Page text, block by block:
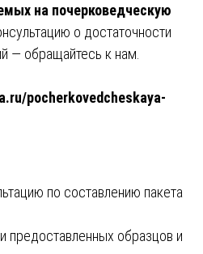
на почерковедческую
о достаточности
— обращайтесь к нам.
pocherkovedcheskaya-
по составлению пакета
предоставленных образцов и